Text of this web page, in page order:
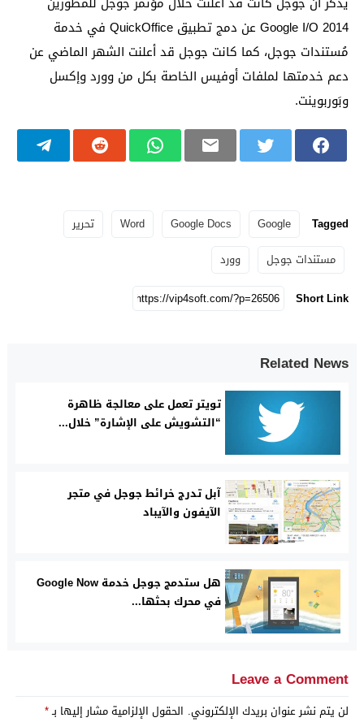
Google I/O 2014 عن دمج تطبيق QuickOffice في خدمة
مُستندات جوجل، كما كانت جوجل قد أعلنت الشهر الماضي عن
دعم خدمتها لملفات أوفيس الخاصة بكل من وورد وإكسل
وبَوربوينت.
Tagged
Google
Google Docs
Word
تحرير
مستندات جوجل
وورد
Short Link
Related News
تويتر تعمل على معالجة ظاهرة
“التشويش على الإشارة” خلال...
آبل تدرج خرائط جوجل في متجر
الآيفون والآيباد
هل ستدمج جوجل خدمة Google Now
في محرك بحثها...
Leave a Comment
لن يتم نشر عنوان بريدك الإلكتروني. الحقول الإلزامية مشار إليها بـ*